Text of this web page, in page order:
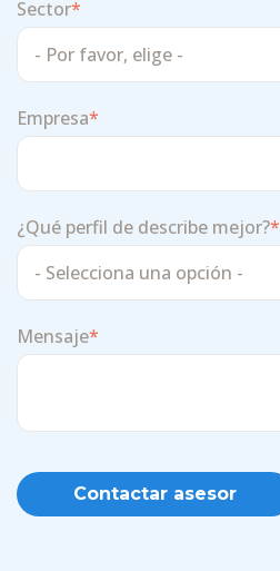
Sector*
Empresa*
¿Qué perfil de describe mejor?*
Mensaje*